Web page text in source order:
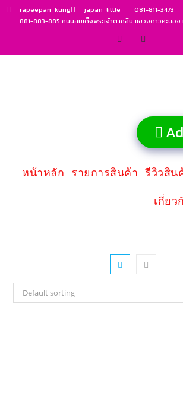
rapeepan_kung japan_little
081-811-3473
881-883-885 ถนนสมเด็จพระเจ้าตากสิน แขวงดาวคะนอ
หน้าหลัก รายการสินค้า รีวิวสิน
เกี่ยว
Default sorting